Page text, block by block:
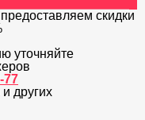
предоставляем скидки
уточняйте
77
других